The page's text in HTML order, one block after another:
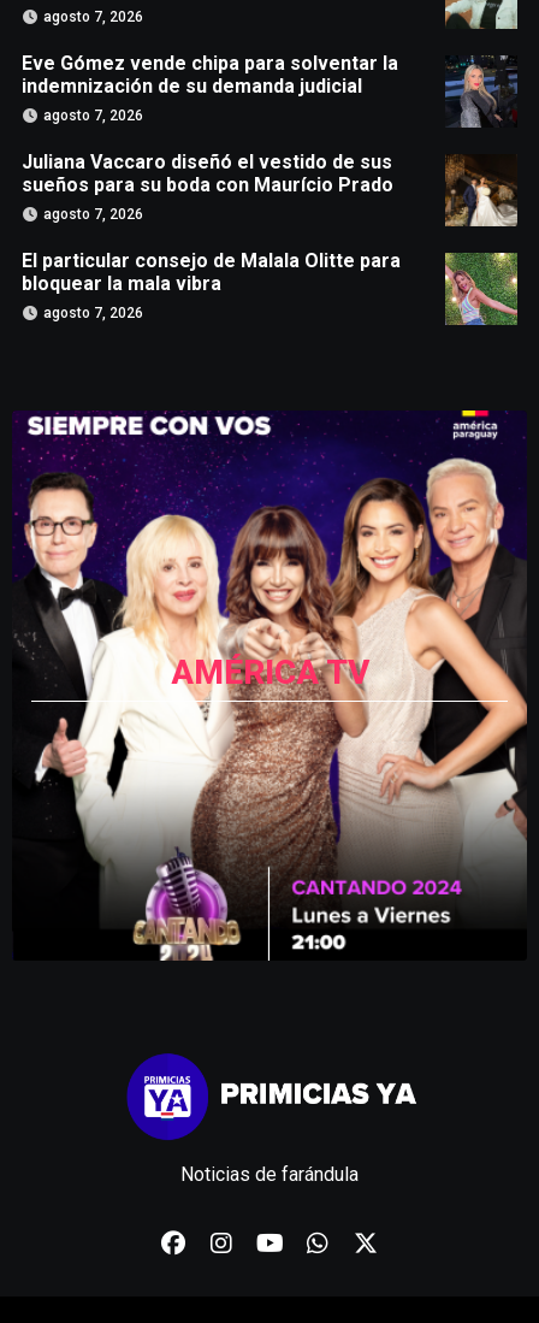
agosto 7, 2026
Eve Gómez vende chipa para solventar la
indemnización de su demanda judicial
agosto 7, 2026
Juliana Vaccaro diseñó el vestido de sus
sueños para su boda con Maurício Prado
agosto 7, 2026
El particular consejo de Malala Olitte para
bloquear la mala vibra
agosto 7, 2026
AMÉRICA TV
Noticias de farándula